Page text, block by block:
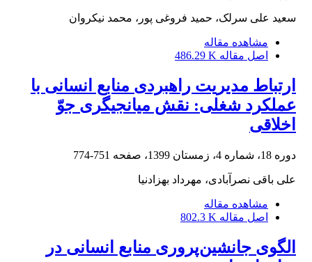
سعید علی سرلک، حمید فروغی پور، محمد نیکروان
مشاهده مقاله
اصل مقاله 486.29 K
ارتباط مدیریت راهبردی منابع انسانی با
عملکرد شغلی: نقش میانجیگری جوّ
اخلاقی
دوره 18، شماره 4، زمستان 1399، صفحه 751-774
علی باقی نصرآبادی، مهرداد بهزادنیا
مشاهده مقاله
اصل مقاله 802.3 K
الگوى جانشین‌پرورى منابع انسانی در